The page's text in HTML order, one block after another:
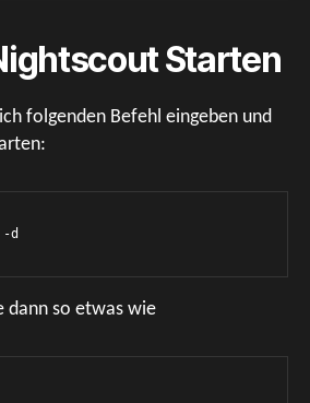
Starten
folgenden Befehl eingeben und
-d
dann so etwas wie